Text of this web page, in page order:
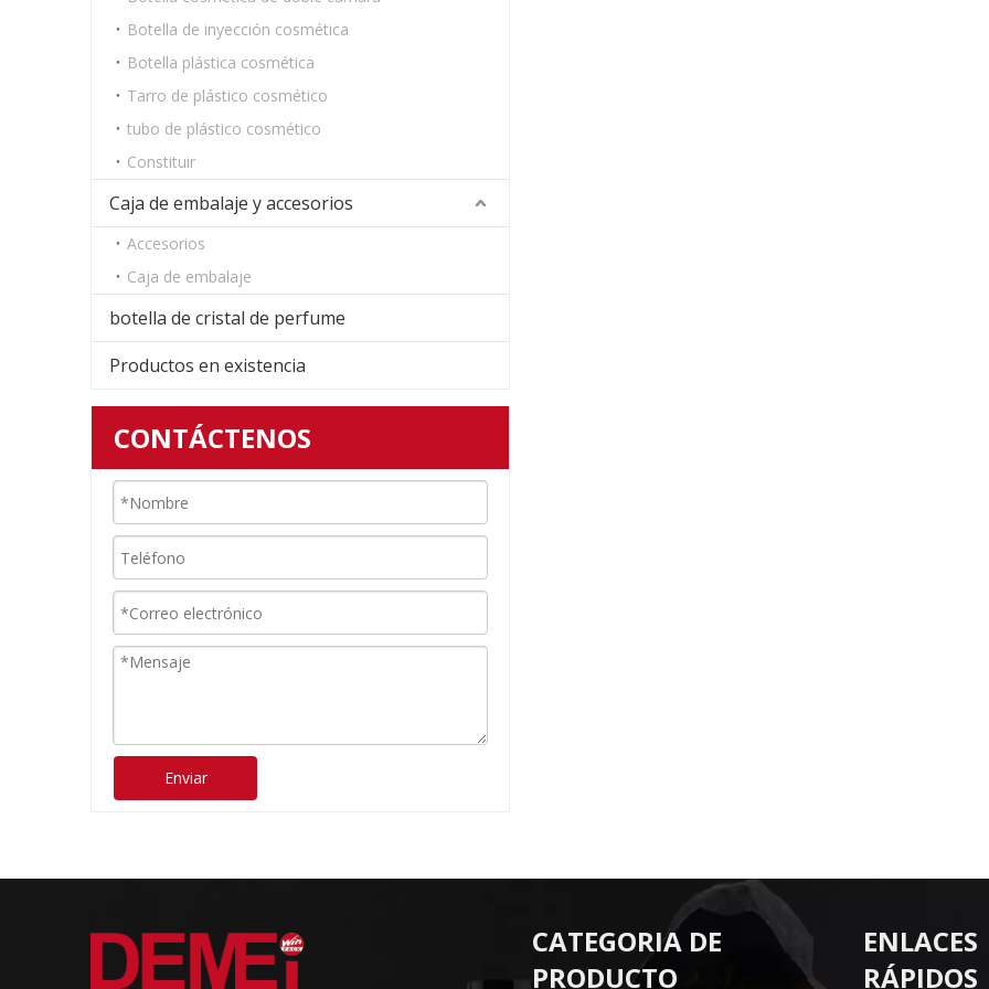
Botella de inyección cosmética
Botella plástica cosmética
Tarro de plástico cosmético
tubo de plástico cosmético
Constituir
Caja de embalaje y accesorios
Accesorios
Caja de embalaje
botella de cristal de perfume
Productos en existencia
CONTÁCTENOS
Enviar
CATEGORIA DE
PRODUCTO
ENLACES
RÁPIDOS